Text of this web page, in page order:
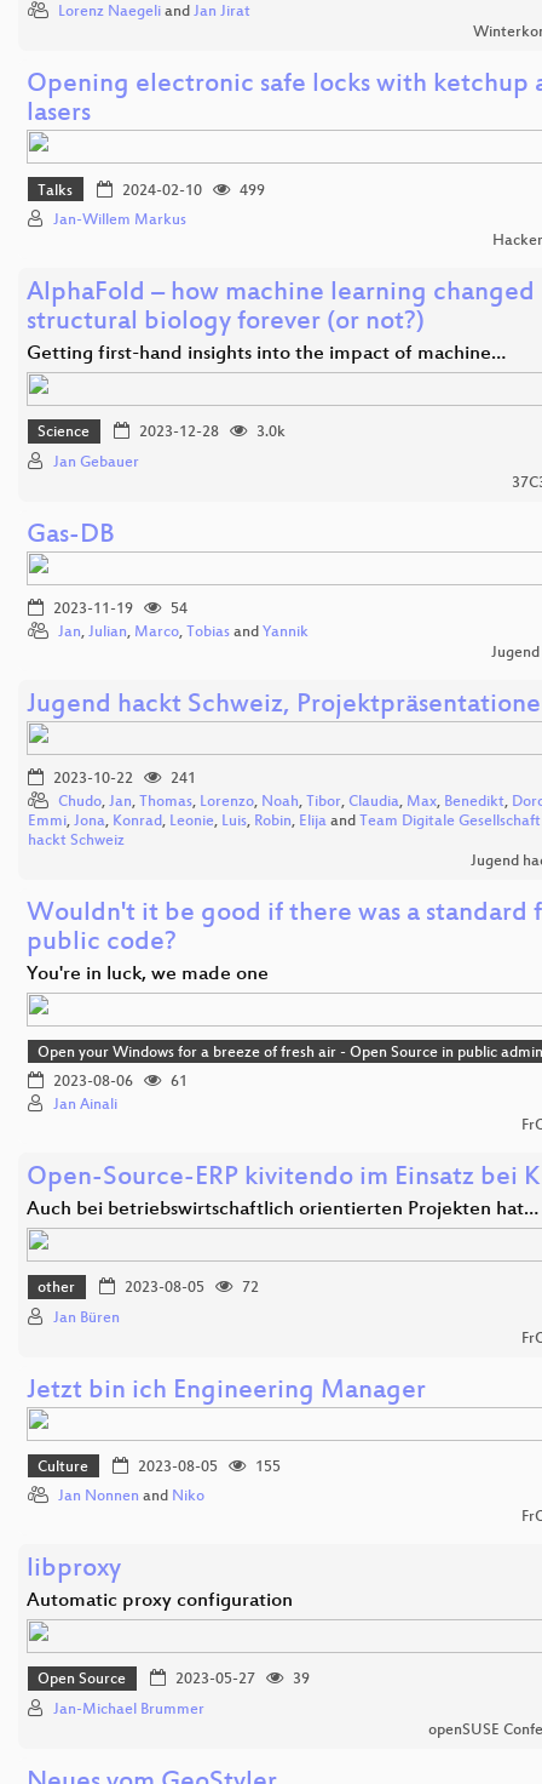
Lorenz Naegeli and Jan Jirat
Opening electronic safe locks with ketchup
lasers
Talks 2024-02-10
499
Jan-Willem Markus
AlphaFold – how machine learning changed
structural biology forever (or not?)
Getting first-hand insights into the impact of machine…
Science 2023-12-28
3.0k
Jan Gebauer
Gas-DB
2023-11-19
54
Jan, Julian, Marco, Tobias and Yannik
Jugend hackt Schweiz,
2023-10-22
241
Chudo, Jan, Thomas, Lorenzo, Noah, Tibor, Claudia, Max, Benedikt,
Emmi, Jona, Konrad, Leonie, Luis, Robin, Elija and Team Digitale
hackt Schweiz
Jugend
Wouldn't it be good if there was a standard
public code?
You're in luck, we made one
Open your Windows for a breeze of fresh air - Open Source in public
2023-08-06
61
Jan Ainali
Open-Source-ERP kivitendo im Einsatz bei
Auch bei betriebswirtschaftlich orientierten Projekten hat…
other 2023-08-05
72
Jan Büren
Jetzt bin ich Engineering Manager
Culture 2023-08-05
155
Jan Nonnen and Niko
libproxy
Automatic proxy configuration
Open Source 2023-05-27
39
Jan-Michael Brummer
openSUSE